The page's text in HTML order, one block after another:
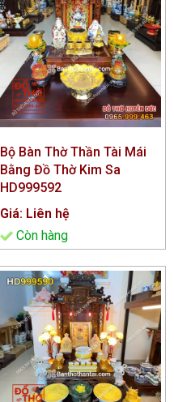
Bộ Bàn Thờ Thần Tài Mái
Bằng Đồ Thờ Kim Sa
HD999592
Giá: Liên hệ
Còn hàng